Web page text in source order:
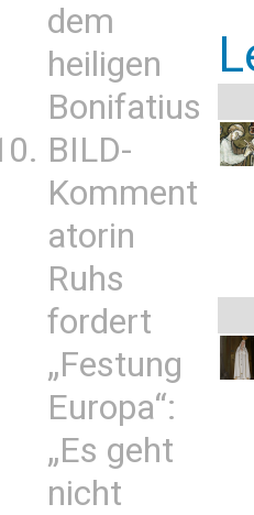
dem
heiligen
Bonifatius
BILD-
Komment
atorin
Ruhs
fordert
„Festung
Europa“:
„Es geht
nicht